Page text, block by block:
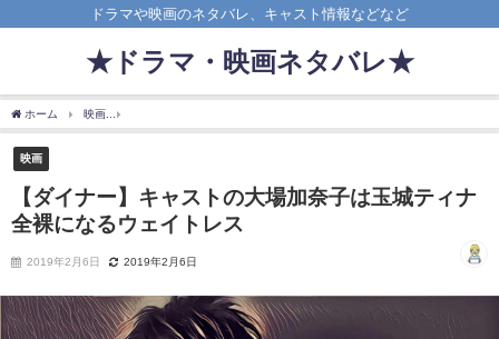
ドラマや映画のネタバレ、キャスト情報などなど
★ドラマ・映画ネタバレ★
ホーム 映画
映画
【ダイナー】キャストの大場加奈子は玉城ティナ
全裸になるウェイトレス
2019年2月6日 2019年2月6日